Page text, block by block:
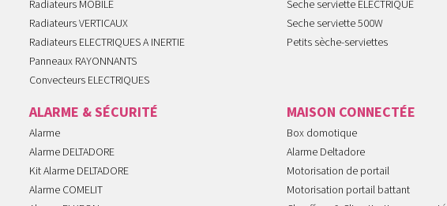
Radiateurs MOBILE
Radiateurs VERTICAUX
Radiateurs ELECTRIQUES A INERTIE
Panneaux RAYONNANTS
Convecteurs ELECTRIQUES
Seche serviette ELECTRIQUE
Seche serviette 500W
Petits sèche-serviettes
ALARME & SÉCURITÉ
Alarme
Alarme DELTADORE
Kit Alarme DELTADORE
Alarme COMELIT
MAISON CONNECTÉE
Box domotique
Alarme Deltadore
Motorisation de portail
Motorisation portail battant